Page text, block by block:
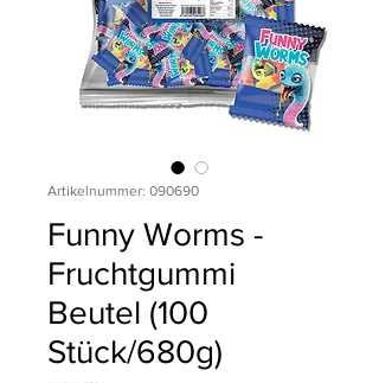
Artikelnummer: 090690
Funny Worms -
Fruchtgummi
Beutel (100
Stück/680g)